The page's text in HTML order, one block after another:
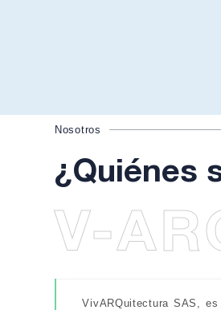
Nosotros
V-
¿Quiénes
VivARQuitectura SAS,